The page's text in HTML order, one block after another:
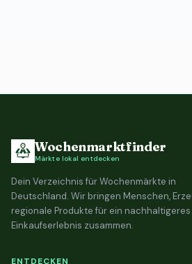
Wochenmarktfinder
Märkte lokal entdecken
Dein Verzeichnis für Wochenmärkte in
Deutschland. Wir bringen Menschen,
regionale Produkte für ein nachhaltigeres
Einkaufserlebnis zusammen.
ENTDECKEN